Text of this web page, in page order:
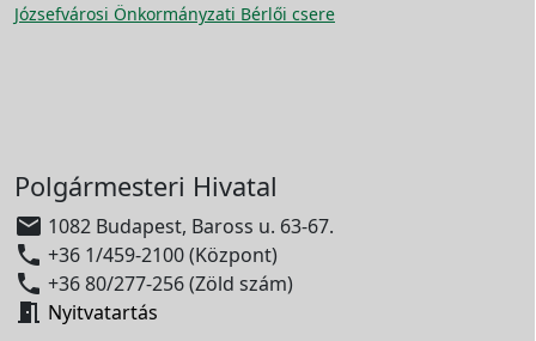
Józsefvárosi Önkormányzati Bérlői csere
Polgármesteri Hivatal
 1082 Budapest, Baross u. 63-67.
 +36 1/459-2100 (Központ)
 +36 80/277-256 (Zöld szám)
 Nyitvatartás